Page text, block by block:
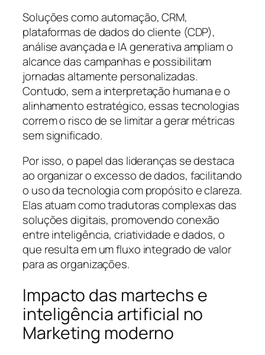
Soluções como automação, CRM,
plataformas de dados do cliente (CDP),
análise avançada e IA generativa ampliam o
alcance das campanhas e possibilitam
jornadas altamente personalizadas.
Contudo, sem a interpretação humana e o
alinhamento estratégico, essas tecnologias
correm o risco de se limitar a gerar métricas
sem significado.
Por isso, o papel das lideranças se destaca
ao organizar o excesso de dados, facilitando
o uso da tecnologia com propósito e clareza.
Elas atuam como tradutoras complexas das
soluções digitais, promovendo conexão
entre inteligência, criatividade e dados, o
que resulta em um fluxo integrado de valor
para as organizações.
Impacto das martechs e
inteligência artificial no
Marketing moderno